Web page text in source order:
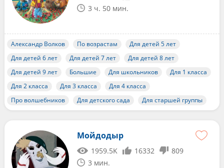
3 ч. 50 мин.
Александр Волков По возрастам
Для детей 5 лет
Для детей 6 лет
Для детей 7 лет
Для детей 8 лет
Для детей 9 лет
Большие Для школьников
Для 1 класса
Для 2 класса
Для 3 класса
Для 4 класса
Про волшебников
Для детского сада Для старшей группы
Мойдодыр
1959.5K 16332
809
3 мин.